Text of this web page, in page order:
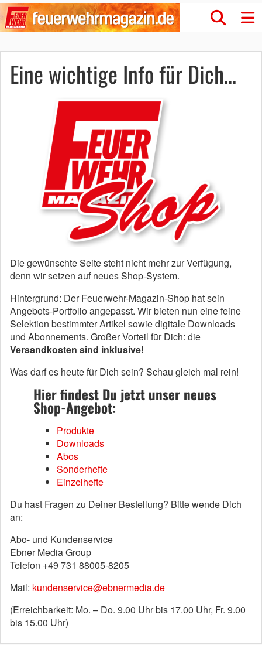
Eine wichtige Info für Dich…
Die gewünschte Seite steht nicht mehr zur Verfügung,
denn wir setzen auf neues Shop-System.
Hintergrund: Der Feuerwehr-Magazin-Shop hat sein
Angebots-Portfolio angepasst. Wir bieten nun eine feine
Selektion bestimmter Artikel sowie digitale Downloads
und Abonnements. Großer Vorteil für Dich: die
Versandkosten sind inklusive!
Was darf es heute für Dich sein? Schau gleich mal rein!
Hier findest Du jetzt unser neues
Shop-Angebot:
Produkte
Downloads
Abos
Sonderhefte
Einzelhefte
Du hast Fragen zu Deiner Bestellung? Bitte wende Dich
an:
Abo- und Kundenservice
Ebner Media Group
Telefon +49 731 88005-8205
Mail: kundenservice@ebnermedia.de
(Erreichbarkeit: Mo. – Do. 9.00 Uhr bis 17.00 Uhr, Fr. 9.00
bis 15.00 Uhr)